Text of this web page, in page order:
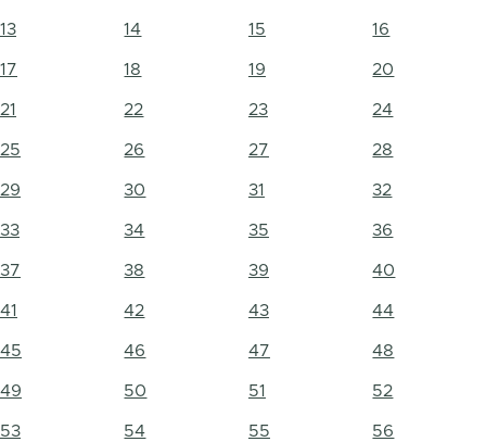
13 14 15 16
17 18 19 20
21 22 23 24
25 26 27 28
29 30 31 32
33 34 35 36
37 38 39 40
41 42 43 44
45 46 47 48
49 50 51 52
53 54 55 56